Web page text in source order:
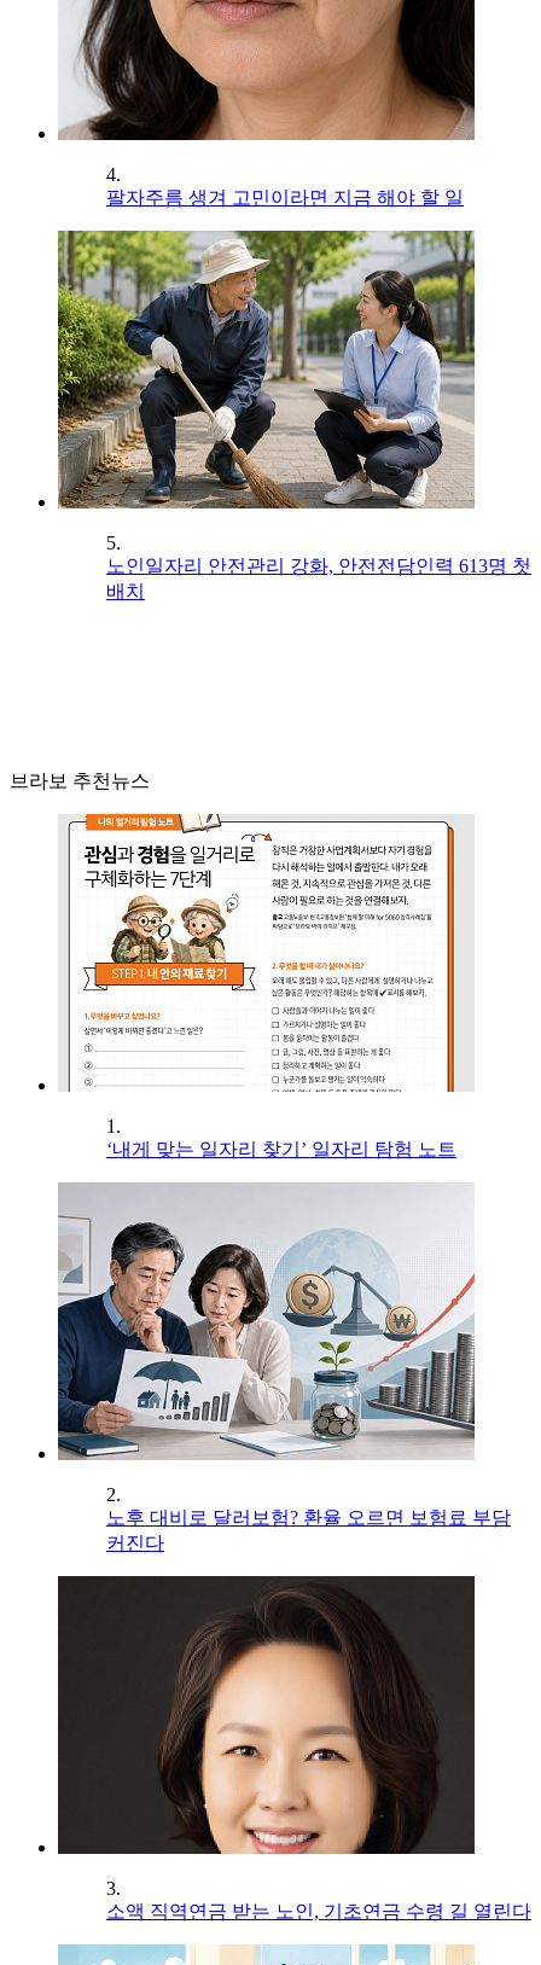
4.
팔자주름 생겨 고민이라면 지금 해야 할 일
5.
노인일자리 안전관리 강화, 안전전담인력 613명 첫
배치
브라보 추천뉴스
1.
‘내게 맞는 일자리 찾기’ 일자리 탐험 노트
2.
노후 대비로 달러보험? 환율 오르면 보험료 부담
커진다
3.
소액 직역연금 받는 노인, 기초연금 수령 길 열린다